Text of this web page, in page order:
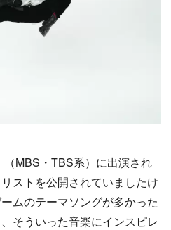
MBS・TBS系）に出演され
ストを公開されていましたけ
ムのテーマソングが多かった
そういった音楽にインスピレ